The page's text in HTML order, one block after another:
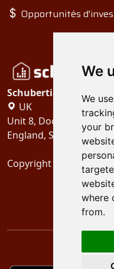
We
We
your
where
from.
Opportunités
Schubertiades, Ltd.
UK
Unit 8, Dock Offices,
England, SE16 2XU
Copyright 2024